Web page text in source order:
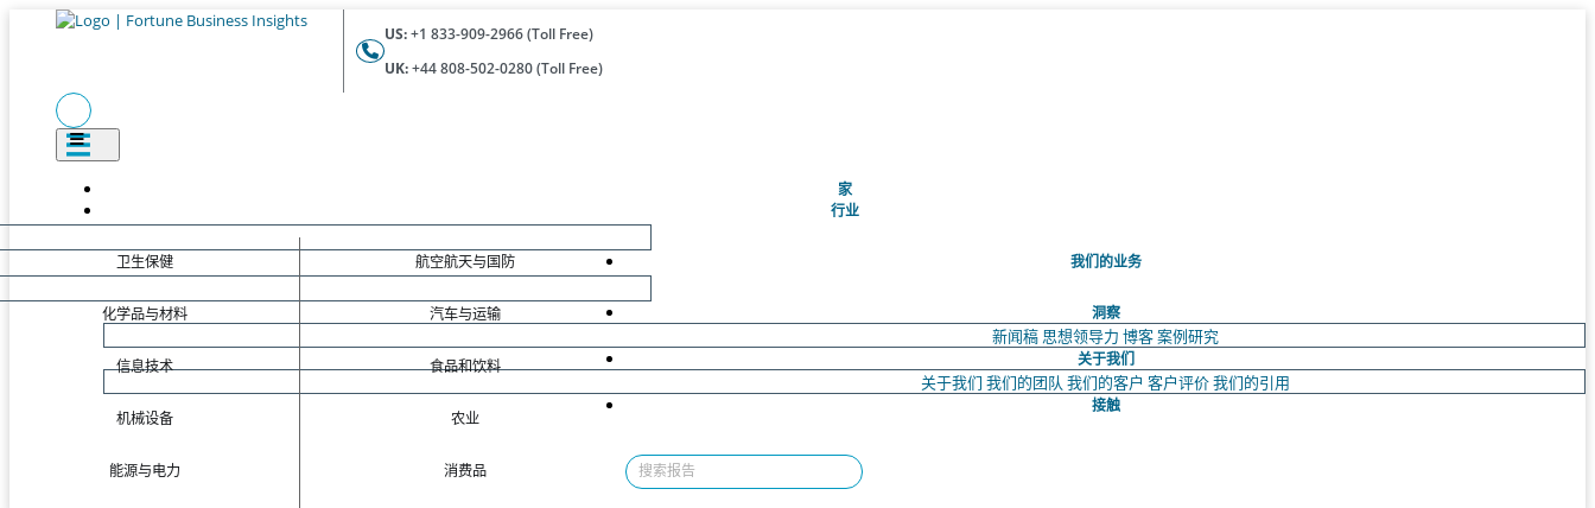
US:+1 833-909-2966 (Toll Free)
UK:+44 808-502-0280 (Toll Free)
家(当前的)
行业
卫生保健
化学品与材料
信息技术
机械设备
能源与电力
航空航天与国防
汽车与运输
食品和饮料
农业
消费品
我们的业务
洞察
新闻稿 思想领导力 博客案例研究
关于我们
关于我们 我们的团队 我们的客户 客户评价我们的引用
接触